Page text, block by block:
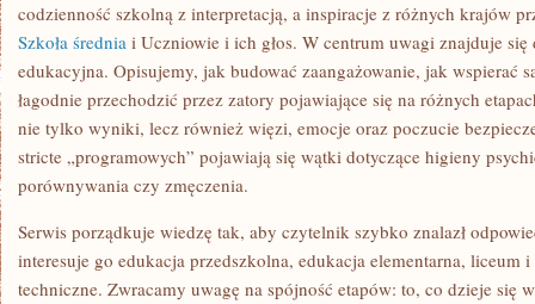
codzienność szkolną z interpretacją, a inspiracje z różnych krajów
Szkoła średnia i Uczniowie i ich głos. W centrum uwagi znajduje
edukacyjna. Opisujemy, jak budować zaangażowanie, jak wspierać
łagodnie przechodzić przez zatory pojawiające się na różnych
nie tylko wyniki, lecz również więzi, emocje oraz poczucie
stricte „programowych” pojawiają się wątki dotyczące higieny
porównywania czy zmęczenia.
Serwis porządkuje wiedzę tak, aby czytelnik szybko znalazł
interesuje go edukacja przedszkolna, edukacja elementarna, liceum
techniczne. Zwracamy uwagę na spójność etapów: to, co dzieje się